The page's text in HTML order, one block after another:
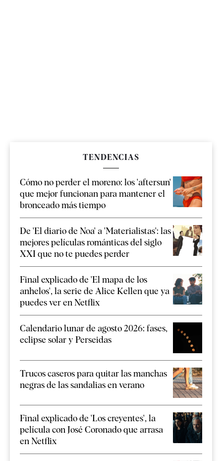
TENDENCIAS
Cómo no perder el moreno: los 'aftersun'
que mejor funcionan para mantener el
bronceado más tiempo
De 'El diario de Noa' a 'Materialistas': las
mejores películas románticas del siglo
XXI que no te puedes perder
Final explicado de 'El mapa de los
anhelos', la serie de Alice Kellen que ya
puedes ver en Netflix
Calendario lunar de agosto 2026: fases,
eclipse solar y Perseidas
Trucos caseros para quitar las manchas
negras de las sandalias en verano
Final explicado de 'Los creyentes', la
película con José Coronado que arrasa
en Netflix